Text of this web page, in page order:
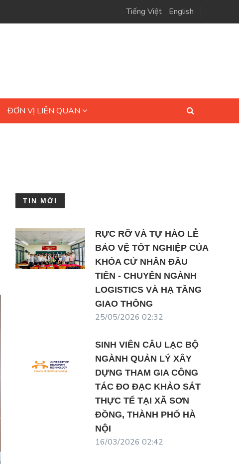
Tiếng Việt English
ĐƠN VỊ LIÊN QUAN
TIN MỚI
RỰC RỠ VÀ TỰ HÀO LỄ
BẢO VỆ TỐT NGHIỆP CỦA
KHÓA CỬ NHÂN ĐẦU
TIÊN - CHUYÊN NGÀNH
LOGISTICS VÀ HẠ TẦNG
GIAO THÔNG
25/05/2026 02:32
SINH VIÊN CÂU LẠC BỘ
NGÀNH QUẢN LÝ XÂY
DỰNG THAM GIA CÔNG
TÁC ĐO ĐẠC KHẢO SÁT
THỰC TẾ TẠI XÃ SƠN
ĐỒNG, THÀNH PHỐ HÀ
NỘI
16/03/2026 02:42